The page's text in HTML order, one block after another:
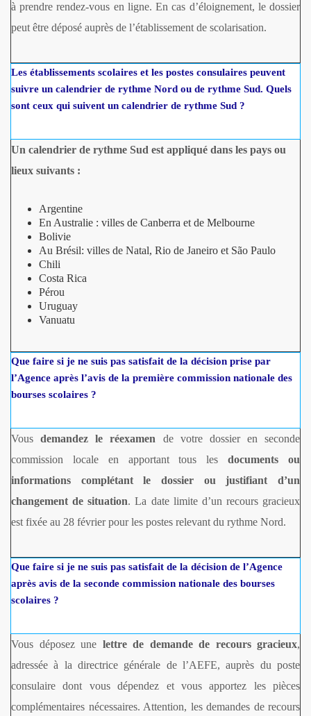
à prendre rendez-vous en ligne. En cas d’éloignement, le dossier
peut être déposé auprès de l’établissement de scolarisation.
Les établissements scolaires et les postes consulaires peuvent
suivre un calendrier de rythme Nord ou de rythme Sud. Quels
sont ceux qui suivent un calendrier de rythme Sud ?
Un calendrier de rythme Sud est appliqué dans les pays ou
lieux suivants :
Argentine
En Australie : villes de Canberra et de Melbourne
Bolivie
Au Brésil: villes de Natal, Rio de Janeiro et São Paulo
Chili
Costa Rica
Pérou
Uruguay
Vanuatu
Que faire si je ne suis pas satisfait de la décision prise par
l’Agence après l’avis de la première commission nationale des
bourses scolaires ?
Vousdemandez le réexamen de votre dossier en seconde
commission locale en apportant tous les documents ou
informations complétant le dossier ou justifiant d’un
changement de situation. La date limite d’un recours gracieux
est fixée au 28 février pour les postes relevant du rythme Nord.
Que faire si je ne suis pas satisfait de la décision de l’Agence
après avis de la seconde commission nationale des bourses
scolaires ?
Vous déposez une lettre de demande de recours gracieux,
adressée à la directrice générale de l’AEFE, auprès du poste
consulaire dont vous dépendez et vous apportez les pièces
complémentaires nécessaires. Attention, les demandes de recours